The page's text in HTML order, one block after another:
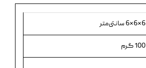
6×6×6 سانتی‌متر
100 گرم